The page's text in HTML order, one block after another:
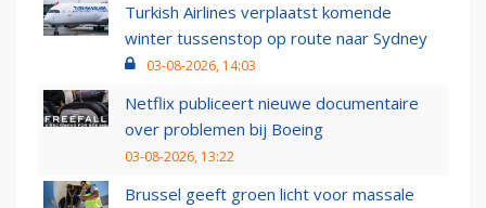
Turkish Airlines verplaatst komende
winter tussenstop op route naar Sydney
03-08-2026, 14:03
Netflix publiceert nieuwe documentaire
over problemen bij Boeing
03-08-2026, 13:22
Brussel geeft groen licht voor massale